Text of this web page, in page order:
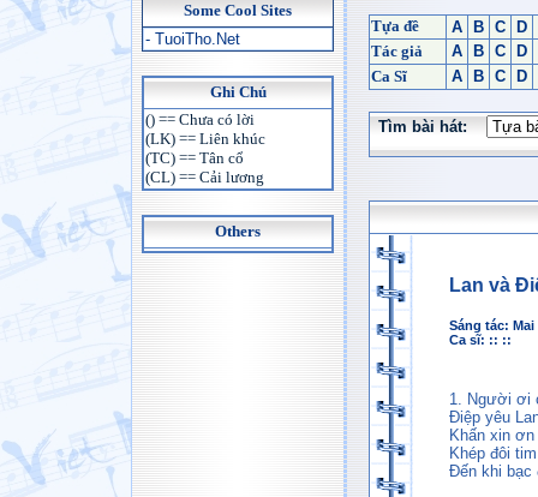
Some Cool Sites
- TuoiTho.Net
Ghi Chú
() == Chưa có lời
(LK) == Liên khúc
(TC) == Tân cổ
(CL) == Cải lương
Others
Tựa đề A B C
D
Tác giả
A B C
D
Ca Sĩ
A B C D
Tìm bài hát:
Lan và
Sáng tác:
Ca sĩ: :: ::
1. Người ơi
Điệp yêu
Khấn xin
Khép đôi
Đến khi bạc